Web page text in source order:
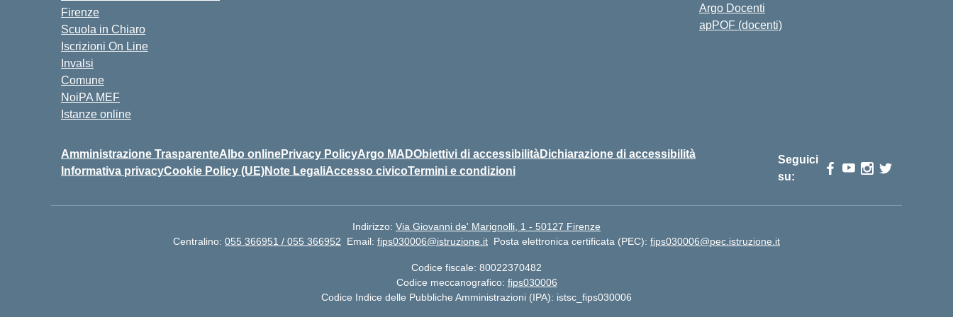
Firenze
Scuola in Chiaro
Iscrizioni On Line
Invalsi
Comune
NoiPA MEF
Istanze online
Argo Docenti
apPOF (docenti)
Amministrazione TrasparenteAlbo onlinePrivacy PolicyArgo MADObiettivi di accessibilitàDichiarazione di accessibilità
Informativa privacyCookie Policy (UE)Note LegaliAccesso civicoTermini e condizioni
Seguici
su:
Indirizzo: Via Giovanni de' Marignolli, 1 - 50127 Firenze
Centralino: 055 366951 / 055 366952 Email: fips030006@istruzione.it Posta elettronica certificata (PEC): fips030006@pec.istruzione.it
Codice fiscale: 80022370482
Codice meccanografico: fips030006
Codice Indice delle Pubbliche Amministrazioni (IPA): istsc_fips030006